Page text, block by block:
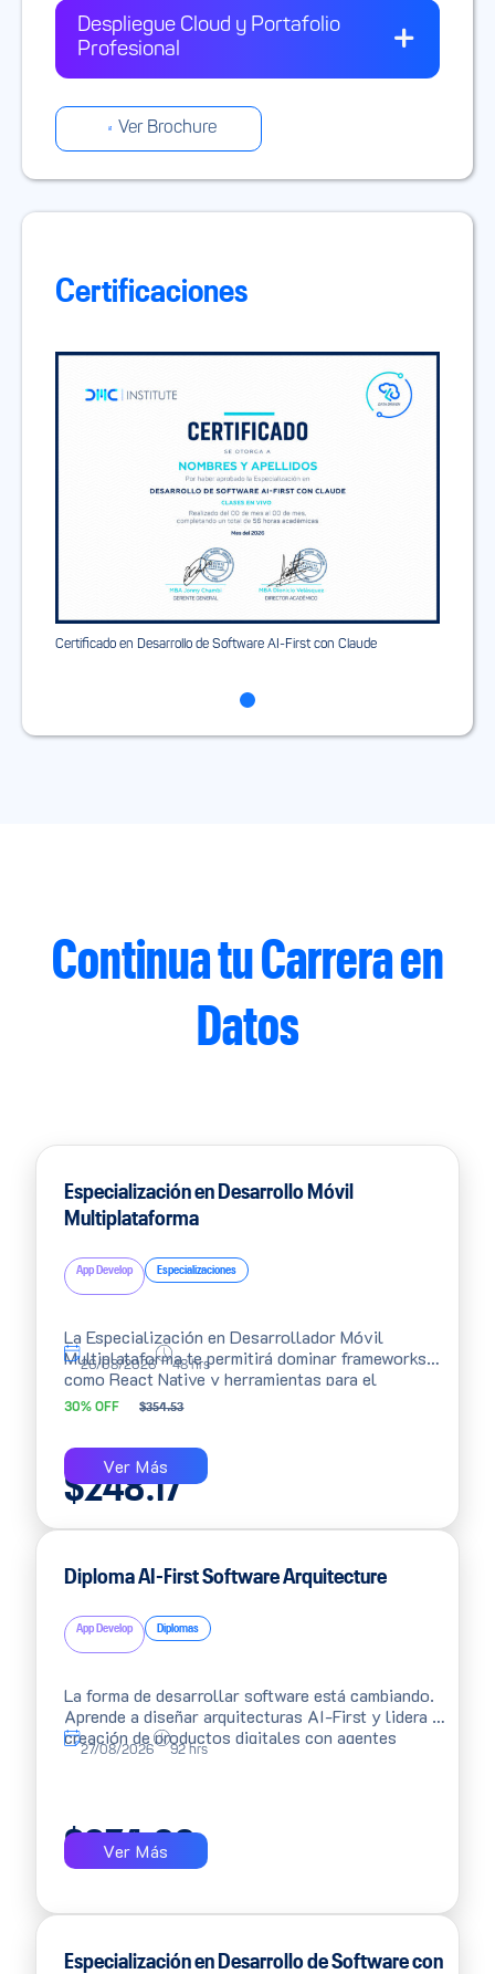
Despliegue Cloud y Portafolio
Profesional
Ver Brochure
Certificaciones
Certificado en Desarrollo de Software AI-First con Claude
Continua tu Carrera en
Datos
Especialización en Desarrollo Móvil
Multiplataforma
App Develop Especializaciones
La Especialización en Desarrollador Móvil
Multiplataforma te permitirá dominar frameworks
como React Native y herramientas para el
desarrollo simultáneo para Android e iOS con
Kotlin Multiplatform, permitiéndote agilizar y
construcción de tus soluciones.
26/08/2026 48 hrs
30% OFF $354.53
$248.17
Ver Más
Diploma AI-First Software Arquitecture
App Develop Diplomas
La forma de desarrollar software está cambiando.
Aprende a diseñar arquitecturas AI-First y lidera la
creación de productos digitales con agentes
inteligentes que automatizan el desarrollo de
27/08/2026 92 hrs
$ 974.66
Ver Más
Especialización en Desarrollo de Software con